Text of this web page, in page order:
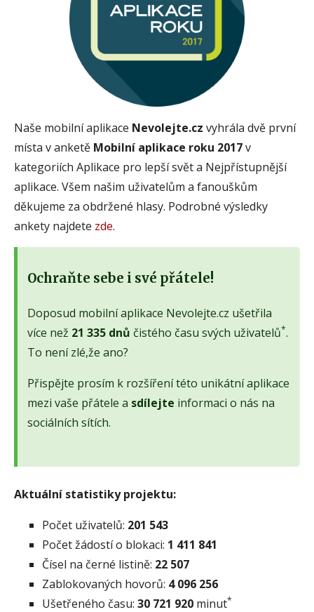
Naše mobilní aplikace Nevolejte.cz vyhrála dvě první
místa v anketě Mobilní aplikace roku 2017v
kategoriích Aplikace pro lepší svět a Nejpřístupnější
aplikace. Všem našim uživatelům a fanouškům
děkujeme za obdržené hlasy. Podrobné výsledky
ankety najdete zde.
Ochraňte sebe i své přátele!
Doposud mobilní aplikace Nevolejte.cz ušetřila
více než 21 335 dnů čistého času svých uživatelů*.
To není zlé,že ano?
Přispějte prosím k rozšíření této unikátní aplikace
mezi vaše přátele a sdílejte informaci o nás na
sociálních sítích.
Aktuální statistiky projektu:
Počet uživatelů: 201 543
Počet žádostí o blokaci: 1 411 841
Čísel na černé listině: 22 507
Zablokovaných hovorů: 4 096 256
Ušetřeného času: 30 721 920 minut*